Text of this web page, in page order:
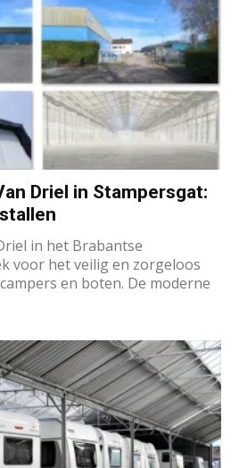
Driel in Stampersgat:
in het Brabantse
voor het veilig en zorgeloos
en boten. De moderne